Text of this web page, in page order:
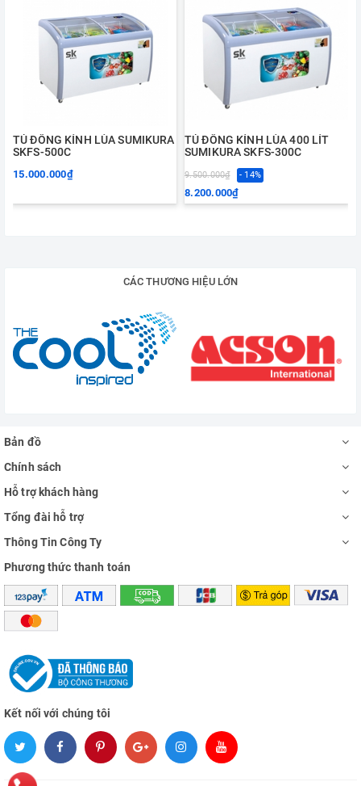
TỦ ĐÔNG KÍNH LÙA SUMIKURA
SKFS-500C
15.000.000₫
TỦ ĐÔNG KÍNH LÙA 400 LÍT
SUMIKURA SKFS-300C
9.500.000₫ - 14%
8.200.000₫
CÁC THƯƠNG HIỆU LỚN
Bản đồ
Chính sách
Hỗ trợ khách hàng
Tổng đài hỗ trợ
Thông Tin Công Ty
Phương thức thanh toán
Kết nối với chúng tôi